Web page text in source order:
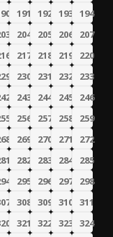
191 192 193
194
204 205 206
207
217 218 219
220
230 231 232
233
243 244 245
246
256 257 258
259
269 270 271
272
282 283 284
285
295 296 297
298
308 309 310
311
321 322 323
324